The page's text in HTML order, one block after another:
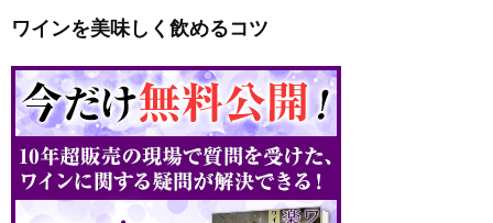
ワインを美味しく飲めるコツ